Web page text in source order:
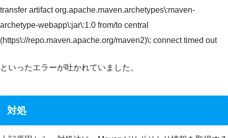
transfer artifact org.apache.maven.archetypes\:maven-
archetype-webapp\:jar\:1.0 from/to central
(https\://repo.maven.apache.org/maven2)\: connect timed out
といったエラーが吐かれていました。
対処